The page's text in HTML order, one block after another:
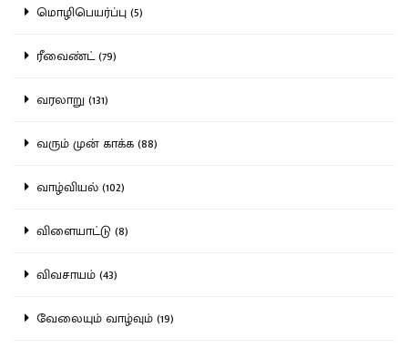
மொழிபெயர்ப்பு (5)
ரீவைண்ட் (79)
வரலாறு (131)
வரும் முன் காக்க (88)
வாழ்வியல் (102)
விளையாட்டு (8)
விவசாயம் (43)
வேலையும் வாழ்வும் (19)